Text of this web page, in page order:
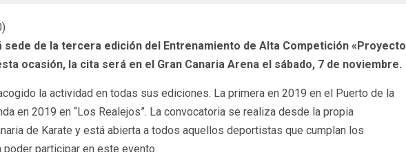
)
sede de la tercera edición del Entrenamiento de Alta Competición «Proyecto
ocasión, la cita será en el Gran Canaria Arena el sábado, 7 de noviembre.
la actividad en todas sus ediciones. La primera en 2019 en el Puerto de la
en 2019 en “Los Realejos”. La convocatoria se realiza desde la propia
de Karate y está abierta a todos aquellos deportistas que cumplan los
participar en este evento.